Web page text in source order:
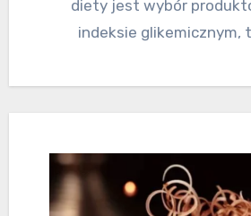
diety jest wybór
indeksie glikemicznym,